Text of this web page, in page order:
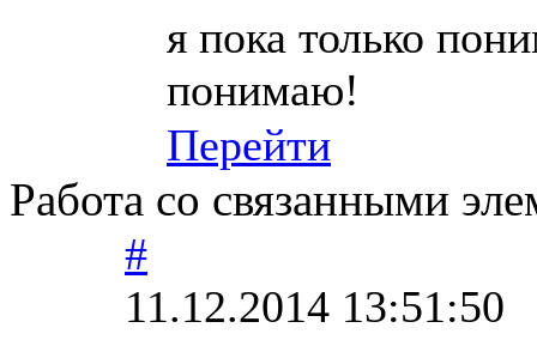
я пока только
понимаю!
Перейти
Работа со связанными
#
11.12.2014 13:51:50